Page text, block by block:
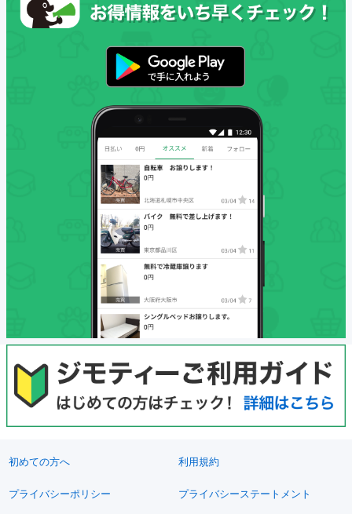
初めての方へ 利用規約
プライバシーポリシー プライバシーステートメント